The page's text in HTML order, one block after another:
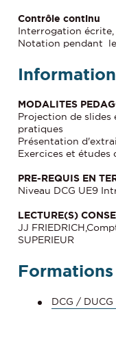
Contrôle continu
Interrogation écrite,
Notation pendant
MODALITES
Projection de slides
pratiques
Présentation
Exercices et études
PRE-REQUIS EN
Niveau DCG UE9
LECTURE(S)
JJ
SUPERIEUR
DCG /